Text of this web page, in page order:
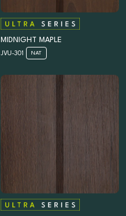
MIDNIGHT MAPLE
JVU-301 NAT